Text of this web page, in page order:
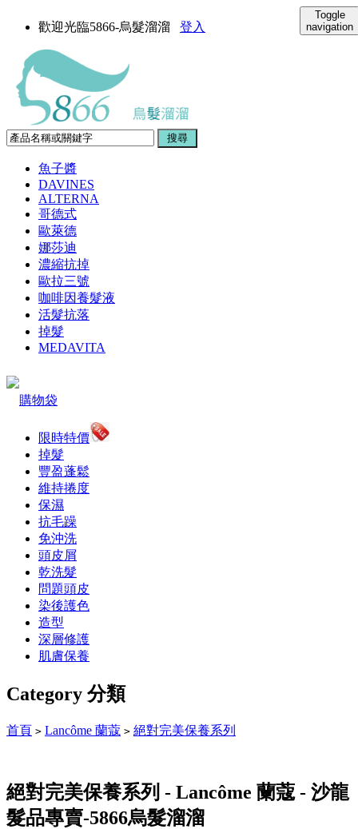
歡迎光臨5866-烏髮溜溜 登入
Toggle
navigation
魚子醬
DAVINES
ALTERNA
哥德式
歐萊德
娜莎迪
濃縮抗掉
歐拉三號
咖啡因養髮液
活髮抗落
掉髮
MEDAVITA
購物袋
限時特價
掉髮
豐盈蓬鬆
維持捲度
保濕
抗毛躁
免沖洗
頭皮屑
乾洗髮
問題頭皮
染後護色
造型
深層修護
肌膚保養
Category 分類
首頁 > Lancôme 蘭蔻 > 絕對完美保養系列
絕對完美保養系列 - Lancôme 蘭蔻 - 沙龍
髮品專賣-5866烏髮溜溜